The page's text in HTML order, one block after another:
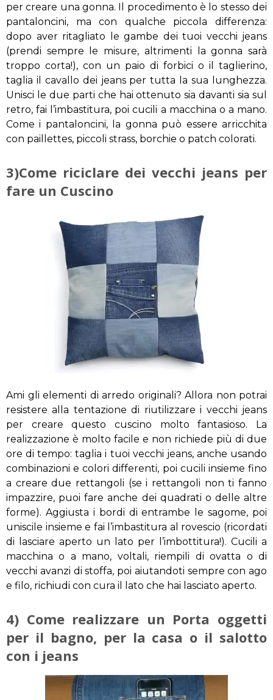
per creare una gonna. Il procedimento è lo stesso dei
pantaloncini, ma con qualche piccola differenza:
dopo aver ritagliato le gambe dei tuoi vecchi jeans
(prendi sempre le misure, altrimenti la gonna sarà
troppo corta!), con un paio di forbici o il taglierino,
taglia il cavallo dei jeans per tutta la sua lunghezza.
Unisci le due parti che hai ottenuto sia davanti sia sul
retro, fai l’imbastitura, poi cucili a macchina o a mano.
Come i pantaloncini, la gonna può essere arricchita
con paillettes, piccoli strass, borchie o patch colorati.
3)Come riciclare dei vecchi jeans per
fare un Cuscino
Ami gli elementi di arredo originali? Allora non potrai
resistere alla tentazione di riutilizzare i vecchi jeans
per creare questo cuscino molto fantasioso. La
realizzazione è molto facile e non richiede più di due
ore di tempo: taglia i tuoi vecchi jeans, anche usando
combinazioni e colori differenti, poi cucili insieme fino
a creare due rettangoli (se i rettangoli non ti fanno
impazzire, puoi fare anche dei quadrati o delle altre
forme). Aggiusta i bordi di entrambe le sagome, poi
uniscile insieme e fai l’imbastitura al rovescio (ricordati
di lasciare aperto un lato per l’imbottitura!). Cucili a
macchina o a mano, voltali, riempili di ovatta o di
vecchi avanzi di stoffa, poi aiutandoti sempre con ago
e filo, richiudi con cura il lato che hai lasciato aperto.
4) Come realizzare un Porta oggetti
per il bagno, per la casa o il salotto
con i jeans